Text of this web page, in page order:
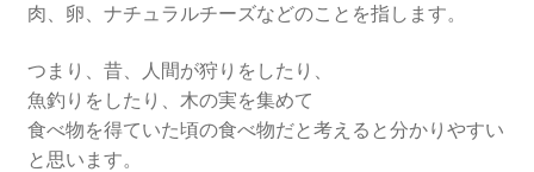
肉、卵、ナチュラルチーズなどのことを指します。
つまり、昔、人間が狩りをしたり、
魚釣りをしたり、木の実を集めて
食べ物を得ていた頃の食べ物だと考えると分かりやすい
と思います。